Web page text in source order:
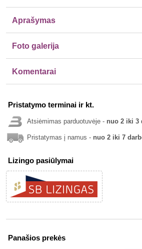
Aprašymas
Foto galerija
Komentarai
Pristatymo terminai ir kt.
Atsiėmimas parduotuvėje - nuo 2 iki 3
Pristatymas į namus - nuo 2 iki 7
Lizingo pasiūlymai
Panašios prekės